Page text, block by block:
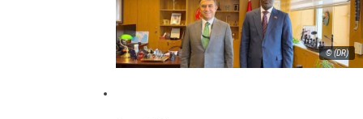
© (DR)